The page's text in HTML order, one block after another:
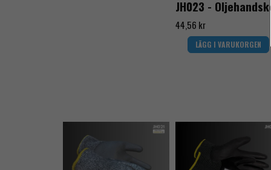
JH023 - Oljehandske
44,56 kr
LÄGG I VARUKORGEN